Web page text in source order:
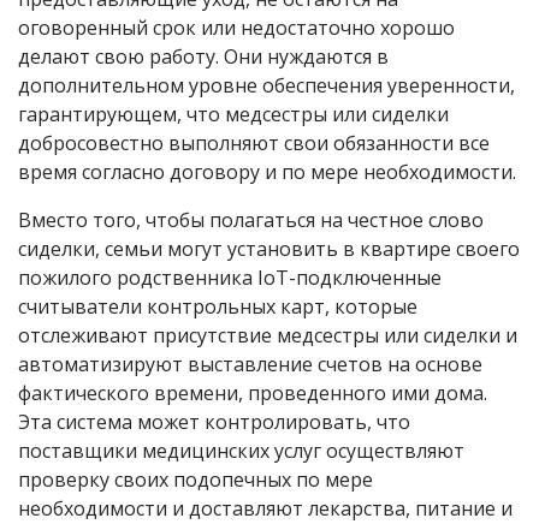
оговоренный срок или недостаточно хорошо
делают свою работу. Они нуждаются в
дополнительном уровне обеспечения уверенности,
гарантирующем, что медсестры или сиделки
добросовестно выполняют свои обязанности все
время согласно договору и по мере необходимости.
Вместо того, чтобы полагаться на честное слово
сиделки, семьи могут установить в квартире своего
пожилого родственника IoT-подключенные
считыватели контрольных карт, которые
отслеживают присутствие медсестры или сиделки и
автоматизируют выставление счетов на основе
фактического времени, проведенного ими дома.
Эта система может контролировать, что
поставщики медицинских услуг осуществляют
проверку своих подопечных по мере
необходимости и доставляют лекарства, питание и